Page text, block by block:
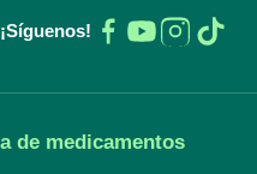
¡Síguenos!
de medicamentos